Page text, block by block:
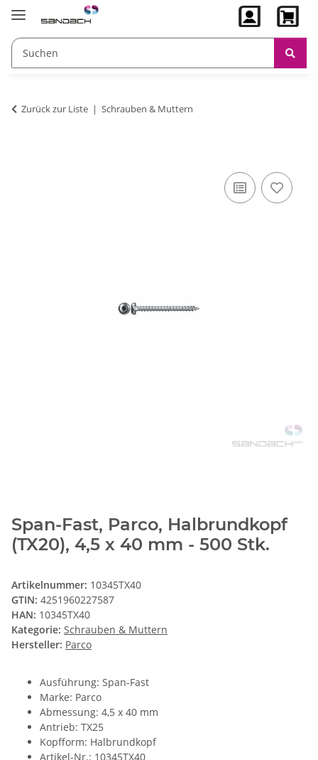
Zurück zur Liste Schrauben & Muttern
Span-Fast, Parco, Halbrundkopf
(TX20), 4,5 x 40 mm - 500 Stk.
Artikelnummer: 10345TX40
GTIN: 4251960227587
HAN: 10345TX40
Kategorie: Schrauben & Muttern
Hersteller: Parco
Ausführung: Span-Fast
Marke: Parco
Abmessung: 4,5 x 40 mm
Antrieb: TX25
Kopfform: Halbrundkopf
Artikel-Nr.: 10345TX40